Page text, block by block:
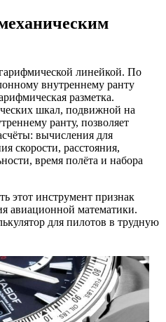
линейкой. По
внутреннему ранту
разметка.
шкал, подвижной на
ранту, позволяет
вычисления для
скорости, расстояния,
время полёта и набора
этот инструмент признак
авиационной математики.
для пилотов в трудную